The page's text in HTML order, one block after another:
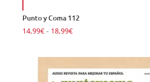
Punto y Coma 112
14,99€ - 18,99€Rango
14,99€